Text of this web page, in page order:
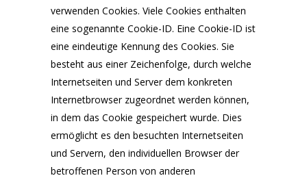
verwenden Cookies. Viele Cookies enthalten
eine sogenannte Cookie-ID. Eine Cookie-ID ist
eine eindeutige Kennung des Cookies. Sie
besteht aus einer Zeichenfolge, durch welche
Internetseiten und Server dem konkreten
Internetbrowser zugeordnet werden können,
in dem das Cookie gespeichert wurde. Dies
ermöglicht es den besuchten Internetseiten
und Servern, den individuellen Browser der
betroffenen Person von anderen